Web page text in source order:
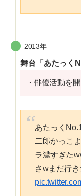
2013年
舞台「あたっく
・俳優活動を
あたっく
二郎かっこ
ラ濃すぎた
さwまだ行